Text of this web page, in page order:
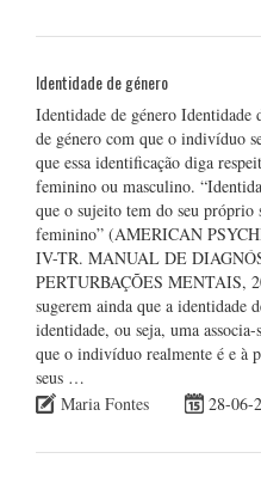
Identidade de género
Identidade de género Identidade
de género com que o indivíduo
que essa identificação diga
feminino ou masculino.
que o sujeito tem do seu próprio
feminino” (AMERICAN
IV-TR. MANUAL DE
PERTURBAÇÕES MENTAIS,
sugerem ainda que a identidade
identidade, ou seja, uma
que o indivíduo realmente é e à
seus …
Maria Fontes
28-06-